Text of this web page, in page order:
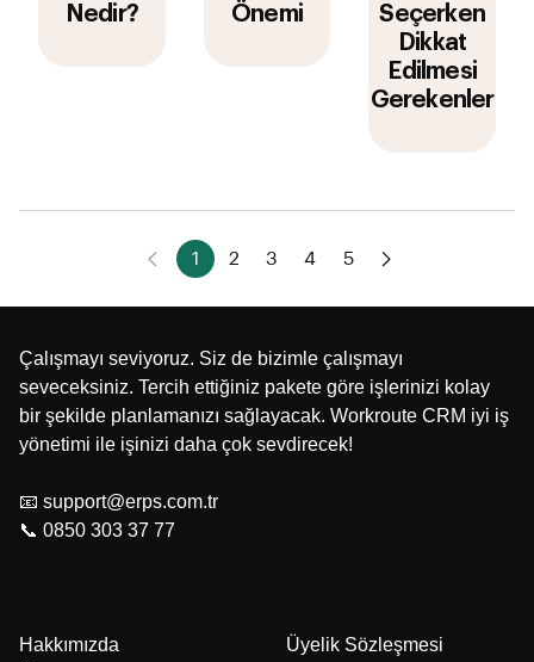
Nedir?
Önemi
Seçerken
Dikkat
Edilmesi
Gerekenler
1 2 3 4 5
Çalışmayı seviyoruz. Siz de bizimle çalışmayı
seveceksiniz. Tercih ettiğiniz pakete göre işlerinizi kolay
bir şekilde planlamanızı sağlayacak. Workroute CRM iyi iş
yönetimi ile işinizi daha çok sevdirecek!
📧 support@erps.com.tr
📞 0850 303 37 77
Hakkımızda
Üyelik Sözleşmesi